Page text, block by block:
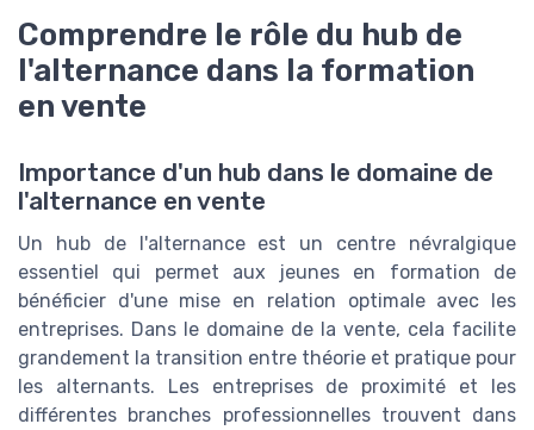
Comprendre le rôle du hub de
l'alternance dans la formation
en vente
Importance d'un hub dans le domaine de
l'alternance en vente
Un hub de l'alternance est un centre névralgique
essentiel qui permet aux jeunes en formation de
bénéficier d'une mise en relation optimale avec les
entreprises. Dans le domaine de la vente, cela facilite
grandement la transition entre théorie et pratique pour
les alternants. Les entreprises de proximité et les
différentes branches professionnelles trouvent dans